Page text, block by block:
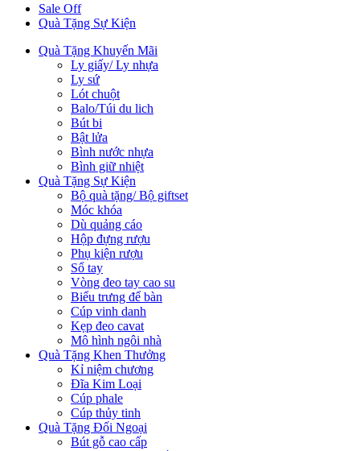
Sale Off
Quà Tặng Sự Kiện
Quà Tặng Khuyến Mãi
Ly giấy/ Ly nhựa
Ly sứ
Lót chuột
Balo/Túi du lich
Bút bi
Bật lửa
Bình nước nhựa
Bình giữ nhiệt
Quà Tặng Sự Kiện
Bộ quà tặng/ Bộ giftset
Móc khóa
Dù quảng cáo
Hộp đựng rượu
Phụ kiện rượu
Sổ tay
Vòng đeo tay cao su
Biểu trưng để bàn
Cúp vinh danh
Kẹp đeo cavat
Mô hình ngôi nhà
Quà Tặng Khen Thưởng
Kỉ niệm chương
Đĩa Kim Loại
Cúp phale
Cúp thủy tinh
Quà Tặng Đối Ngoại
Bút gỗ cao cấp